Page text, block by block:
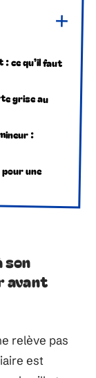
ce qu’il faut
grise au
:
une
avant
relève pas
est